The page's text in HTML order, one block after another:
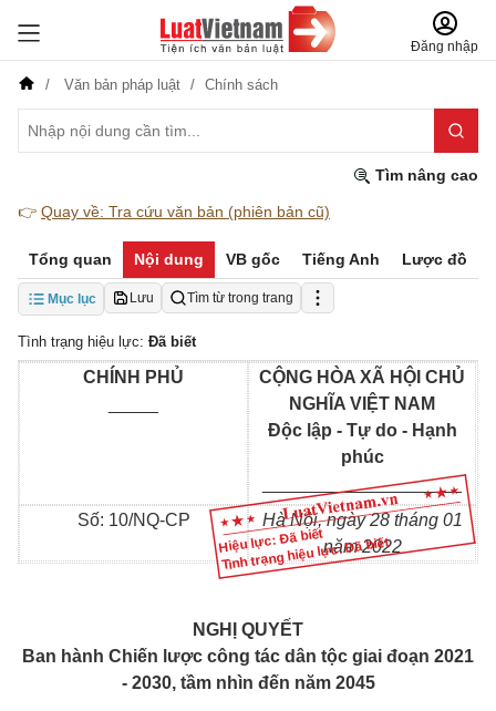
Đăng nhập
Văn bản pháp luật Chính sách
Tìm nâng cao
👉 Quay về: Tra cứu văn bản (phiên bản cũ)
Tổng quan Nội dung VB gốc Tiếng Anh Lược đồ
Mục lục Lưu Tìm từ trong trang
Tình trạng hiệu lực: Đã biết
Hiệu lực: Đã biết
Tình trạng hiệu lực: Đã biết
CHÍNH PHỦ
CỘNG HÒA XÃ HỘI CHỦ
NGHĨA VIỆT NAM
Độc lập - Tự do - Hạnh
phúc
____________________
Số: 10/NQ-CP
Hà Nội, ngày 28 tháng 01
năm 2022
NGHỊ QUYẾT
Ban hành Chiến lược công tác dân tộc giai đoạn 2021
- 2030, tầm nhìn đến năm 2045